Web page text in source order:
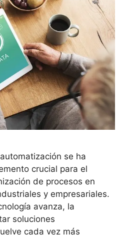
se ha
crucial para el
de procesos en
y empresariales.
avanza, la
soluciones
cada vez más